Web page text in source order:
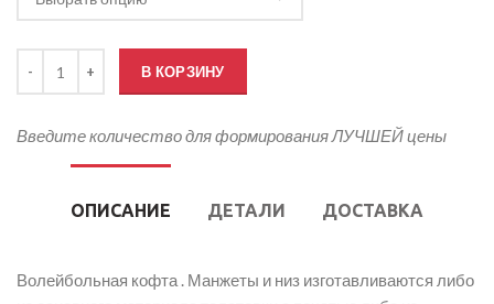
В КОРЗИНУ
Введите количество для формирования ЛУЧШЕЙ цены
ОПИСАНИЕ ДЕТАЛИ ДОСТАВКА
Волейбольная кофта . Манжеты и низ изготавливаются либо